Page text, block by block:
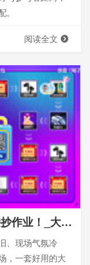
阅读全文
线下大屏互动抽奖玩法合集，直接抄作业！_大屏抽奖游戏
、现场气氛冷
，一套好用的大